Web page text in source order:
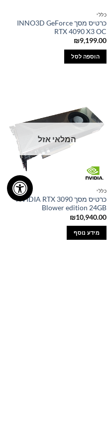
כללי
כרטיס מסך INNO3D GeForce
RTX 4090 X3 OC
₪9,199.00
הוספה לסל
המלאי אזל
כללי
כרטיס מסך NVIDIA RTX 3090
Blower edition 24GB
₪10,940.00
מידע נוסף